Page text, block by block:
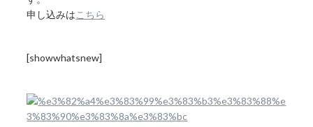
申し込みはこちら
[showwhatsnew]